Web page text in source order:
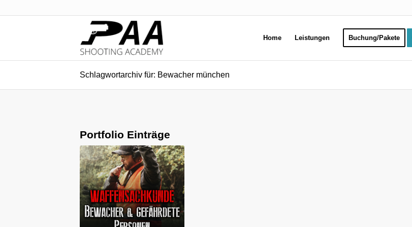
Home Leistungen Buchung/Pakete
Schlagwortarchiv für: Bewacher münchen
Portfolio Einträge